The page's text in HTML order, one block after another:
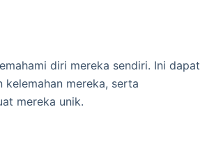
diri mereka sendiri. Ini dapat
mereka, serta
mereka unik.